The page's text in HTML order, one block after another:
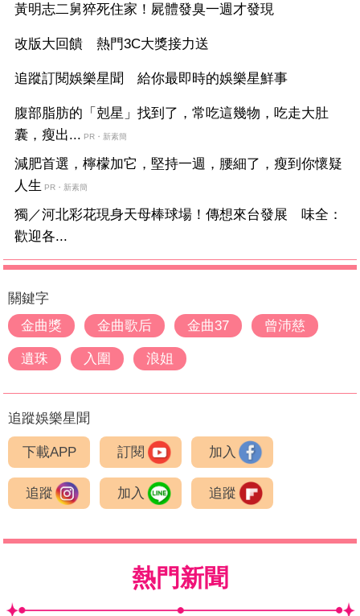
黃明志二舅猝死住家！屍體發臭一週才發現
改版大回饋 熱門3C大獎接力送
追蹤訂閱娛樂星聞 給你最即時的娛樂星鮮事
腹部脂肪的「剋星」找到了，常吃這幾物，吃走大肚
囊，瘦出... PR・新素簡
減肥首選，檸檬加它，堅持一週，腰細了，瘦到你懷疑
人生 PR・新素簡
獨／河北彩花現身天母棒球場！傳想來台發展 味全：
歡迎各...
關鍵字
金曲獎
金曲歌后 金曲37 曾沛慈
遺珠 入圍 浪姐
追蹤娛樂星聞
下載APP 訂閱 加入
追蹤 加入 追蹤
熱門新聞